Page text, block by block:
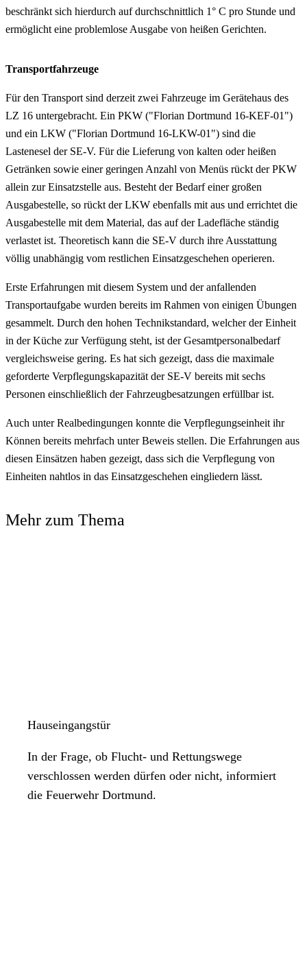
beschränkt sich hierdurch auf durchschnittlich 1° C pro Stunde und
ermöglicht eine problemlose Ausgabe von heißen Gerichten.
Transportfahrzeuge
Für den Transport sind derzeit zwei Fahrzeuge im Gerätehaus des
LZ 16 untergebracht. Ein PKW ("Florian Dortmund 16-KEF-01")
und ein LKW ("Florian Dortmund 16-LKW-01") sind die
Lastenesel der SE-V. Für die Lieferung von kalten oder heißen
Getränken sowie einer geringen Anzahl von Menüs rückt der PKW
allein zur Einsatzstelle aus. Besteht der Bedarf einer großen
Ausgabestelle, so rückt der LKW ebenfalls mit aus und errichtet die
Ausgabestelle mit dem Material, das auf der Ladefläche ständig
verlastet ist. Theoretisch kann die SE-V durch ihre Ausstattung
völlig unabhängig vom restlichen Einsatzgeschehen operieren.
Erste Erfahrungen mit diesem System und der anfallenden
Transportaufgabe wurden bereits im Rahmen von einigen Übungen
gesammelt. Durch den hohen Technikstandard, welcher der Einheit
in der Küche zur Verfügung steht, ist der Gesamtpersonalbedarf
vergleichsweise gering. Es hat sich gezeigt, dass die maximale
geforderte Verpflegungskapazität der SE-V bereits mit sechs
Personen einschließlich der Fahrzeugbesatzungen erfüllbar ist.
Auch unter Realbedingungen konnte die Verpflegungseinheit ihr
Können bereits mehrfach unter Beweis stellen. Die Erfahrungen aus
diesen Einsätzen haben gezeigt, dass sich die Verpflegung von
Einheiten nahtlos in das Einsatzgeschehen eingliedern lässt.
Mehr zum Thema
Hauseingangstür
In der Frage, ob Flucht- und Rettungswege
verschlossen werden dürfen oder nicht, informiert
die Feuerwehr Dortmund.